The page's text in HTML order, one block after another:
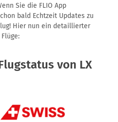
Sie die FLIO App
bald Echtzeit Updates zu
Hier nun ein detaillierter
von LX